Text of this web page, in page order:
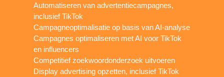
Automatiseren van advertentiecampagnes,
inclusief TikTok
Campagneoptimalisatie op basis van AI-analyse
Campagnes optimaliseren met AI voor TikTok
en influencers
Competitief zoekwoordonderzoek uitvoeren
Display advertising opzetten, inclusief TikTok